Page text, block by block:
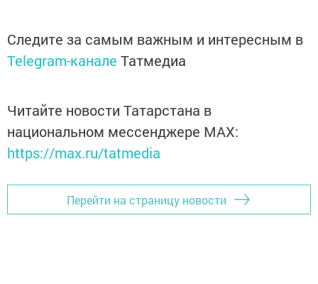
Следите за самым важным и интересным в
Telegram-канале Татмедиа
Читайте новости Татарстана в
национальном мессенджере MАХ:
https://max.ru/tatmedia
Перейти на страницу новости